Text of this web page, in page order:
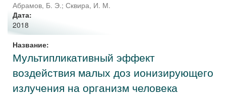
Абрамов, Б. Э.; Сквира, И. М.
Дата:
2018
Название:
Мультипликативный эффект
воздействия малых доз ионизирующего
излучения на организм человека